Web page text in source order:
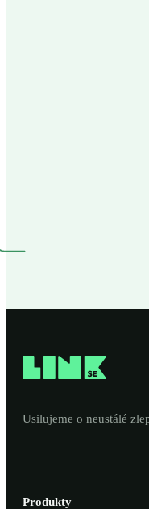
Usilujeme o neustálé
Produkty